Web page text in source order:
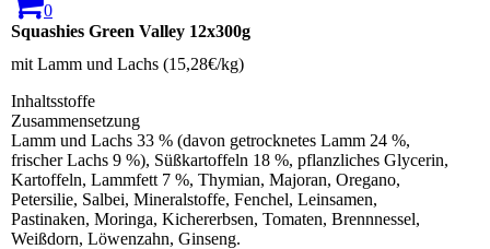
0
Squashies Green Valley 12x300g
mit Lamm und Lachs (15,28€/kg)
Inhaltsstoffe
Zusammensetzung
Lamm und Lachs 33 % (davon getrocknetes Lamm 24 %,
frischer Lachs 9 %), Süßkartoffeln 18 %, pflanzliches Glycerin,
Kartoffeln, Lammfett 7 %, Thymian, Majoran, Oregano,
Petersilie, Salbei, Mineralstoffe, Fenchel, Leinsamen,
Pastinaken, Moringa, Kichererbsen, Tomaten, Brennnessel,
Weißdorn, Löwenzahn, Ginseng.